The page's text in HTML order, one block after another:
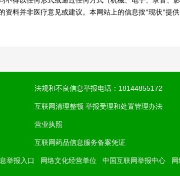
资料并非医疗意见或建议。本网站上的信息按“现状”提供
法规和不良信息举报电话：18144855172
互联网清理整顿 举报受理和处置管理办法
营业执照
互联网药品信息服务备案凭证
举报入口 网络文化经营单位 中国互联网举报中心